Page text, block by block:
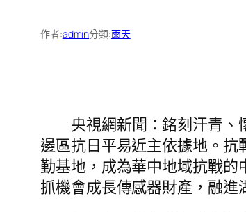
作者:admin分類:雨天
央視網新聞：銘刻汗青、
邊區抗日平易近主依據地。
勤基地，成為華中地域抗戰
抓機會成長傳感器財產，融